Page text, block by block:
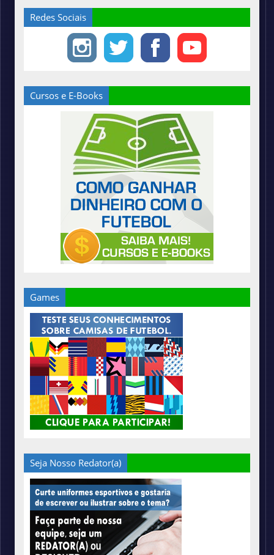
Redes Sociais
Cursos e E-Books
Games
Seja Nosso Redator(a)